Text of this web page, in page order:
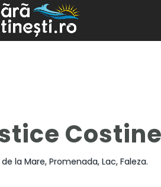
la Mare, Promenada, Lac, Faleza.